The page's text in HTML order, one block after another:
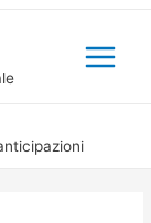
Main